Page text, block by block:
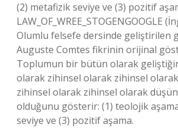
(2) metafizik seviye ve (3) pozitif
LAW_OF_WREE_STOGENGOOGLE
Olumlu felsefe dersinde geliştirilen
Auguste Comtes fikrinin orijinal
Toplumun bir bütün olarak
olarak zihinsel olarak zihinsel
zihinsel olarak zihinsel olarak
olduğunu gösterir: (1) teolojik
seviye ve (3) pozitif aşama.